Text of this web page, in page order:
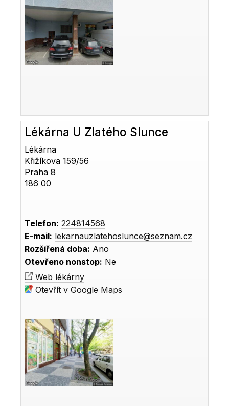
Lékárna U Zlatého Slunce
Lékárna
Křižíkova 159/56
Praha 8
186 00
Telefon: 224814568
E-mail: lekarnauzlatehoslunce@seznam.cz
Rozšířená doba: Ano
Otevřeno nonstop: Ne
Web lékárny
Otevřít v Google Maps